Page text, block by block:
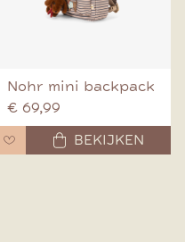
Nohr mini backpack
€ 69,99
BEKIJKEN